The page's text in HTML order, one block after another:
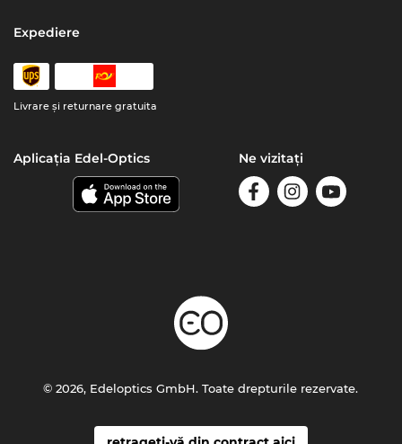
Expediere
Livrare şi returnare gratuita
Aplicația Edel-Optics Ne vizitați
© 2026, Edeloptics GmbH. Toate drepturile rezervate.